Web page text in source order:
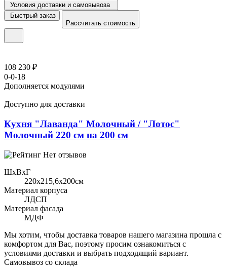
Условия доставки и самовывоза
Быстрый заказ
Рассчитать стоимость
108 230 ₽
0-0-18
Дополняется модулями
Доступно для доставки
Кухня "Лаванда" Молочный / "Лотос"
Молочный 220 см на 200 см
Нет отзывов
ШхВхГ
220x215,6х200см
Материал корпуса
ЛДСП
Материал фасада
МДФ
Мы хотим, чтобы доставка товаров нашего магазина прошла с
комфортом для Вас, поэтому просим ознакомиться с
условиями доставки и выбрать подходящий вариант.
Самовывоз со склада